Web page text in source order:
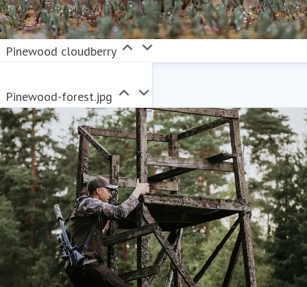
Pinewood cloudberry
Pinewood-forest.jpg